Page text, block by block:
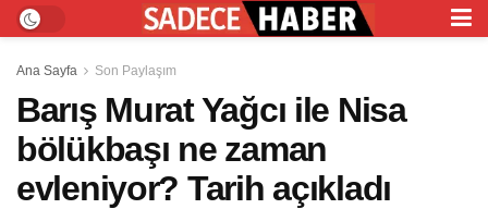
Ana Sayfa Son Paylaşım
Barış Murat Yağcı ile Nisa
bölükbaşı ne zaman
evleniyor? Tarih açıkladı